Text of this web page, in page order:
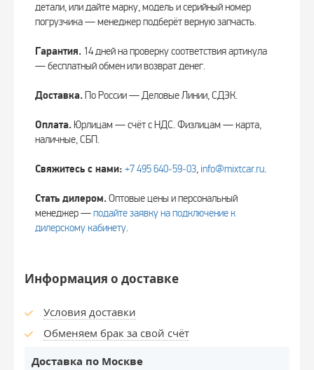
детали, или дайте марку, модель и серийный номер
погрузчика — менеджер подберёт верную запчасть.
Гарантия. 14 дней на проверку соответствия артикула
— бесплатный обмен или возврат денег.
Доставка.По России — Деловые Линии, СДЭК.
Оплата. Юрлицам — счёт с НДС. Физлицам — карта,
наличные, СБП.
Свяжитесь с нами: +7 495 640‑59‑03, info@mixtcar.ru.
Стать дилером.Оптовые цены и персональный
менеджер —подайте заявку на подключение к
дилерскому кабинету.
Информация о доставке
Условия доставки
Обменяем брак за свой счёт
Доставка по Москве